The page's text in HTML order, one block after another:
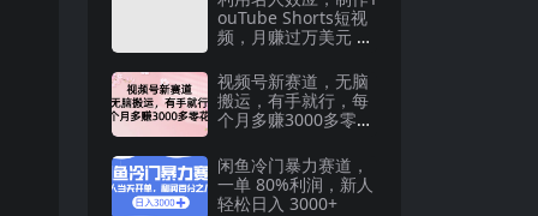
ouTube Shorts短视
频，月赚过万美元 –
视频号新赛道，无脑
搬运，有手就行，每
个月多赚3000多零花
闲鱼冷门暴力赛道，
一单 80%利润，新人
轻松日入 3000+